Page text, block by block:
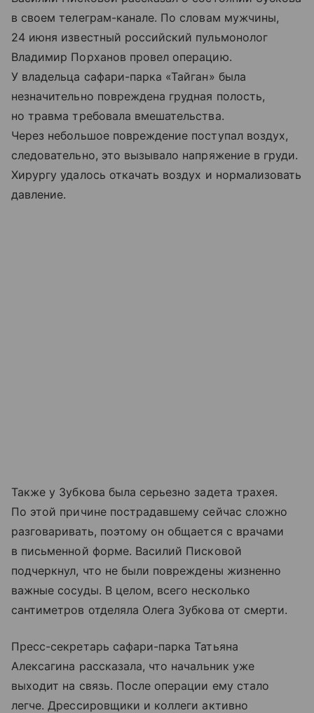
в своем телеграм-канале. По словам мужчины,
24 июня известный российский пульмонолог
Владимир Порханов провел операцию.
У владельца сафари-парка «Тайган» была
незначительно повреждена грудная полость,
но травма требовала вмешательства.
Через небольшое повреждение поступал воздух,
следовательно, это вызывало напряжение в груди.
Хирургу удалось откачать воздух и нормализовать
давление.
Также у Зубкова была серьезно задета трахея.
По этой причине пострадавшему сейчас сложно
разговаривать, поэтому он общается с врачами
в письменной форме. Василий Писковой
подчеркнул, что не были повреждены жизненно
важные сосуды. В целом, всего несколько
сантиметров отделяла Олега Зубкова от смерти.
Пресс-секретарь сафари-парка Татьяна
Алексагина рассказала, что начальник уже
выходит на связь. После операции ему стало
легче. Дрессировщики и коллеги активно